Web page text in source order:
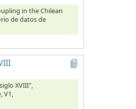
in the Chilean
de datos de
XVIII",
V1,